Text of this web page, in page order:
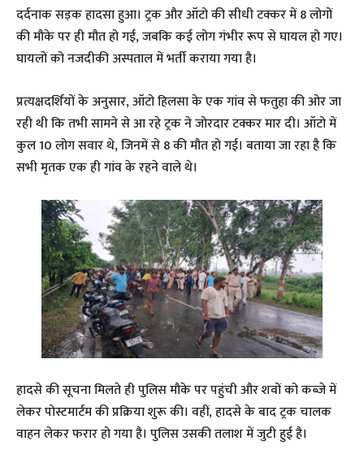
दर्दनाक सड़क हादसा हुआ। ट्रक और ऑटो की सीधी टक्कर में 8 लोगों
की मौके पर ही मौत हो गई, जबकि कई लोग गंभीर रूप से घायल हो गए।
घायलों को नजदीकी अस्पताल में भर्ती कराया गया है।
प्रत्यक्षदर्शियों के अनुसार, ऑटो हिलसा के एक गांव से फतुहा की ओर जा
रही थी कि तभी सामने से आ रहे ट्रक ने जोरदार टक्कर मार दी। ऑटो में
कुल 10 लोग सवार थे, जिनमें से 8 की मौत हो गई। बताया जा रहा है कि
सभी मृतक एक ही गांव के रहने वाले थे।
हादसे की सूचना मिलते ही पुलिस मौके पर पहुंची और शवों को कब्जे में
लेकर पोस्टमार्टम की प्रक्रिया शुरू की। वहीं, हादसे के बाद ट्रक चालक
वाहन लेकर फरार हो गया है। पुलिस उसकी तलाश में जुटी हुई है।